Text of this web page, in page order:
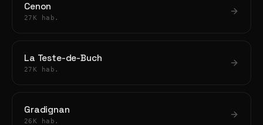
Cenon
27K hab.
La Teste-de-Buch
27K hab.
Gradignan
26K hab.